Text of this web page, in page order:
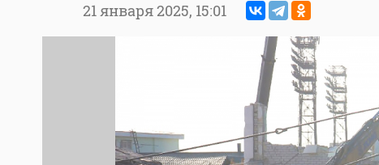
21 января 2025, 15:01